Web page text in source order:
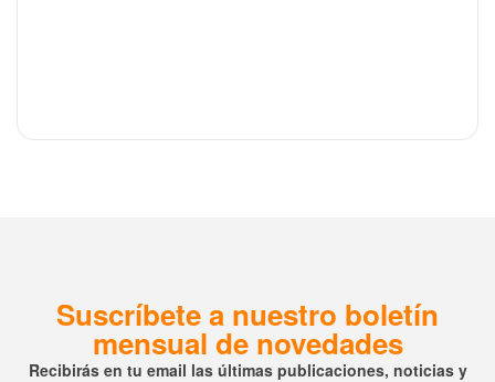
Suscríbete a nuestro boletín
mensual de novedades
Recibirás en tu email las últimas publicaciones, noticias y